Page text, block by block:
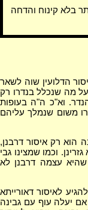
בלא קינוח והדחה
הדלועין שוה לשאר
על מה שנכלל בנדרו רק
וא"כ ה"ה בעופות
משום שנמלך עליהם
הוא רק איסור דרבנן,
וכמו שמצינו גבי
עצמה דרבנן לא
לאיסור דאורייתא
יעלה עוף עם גבינה